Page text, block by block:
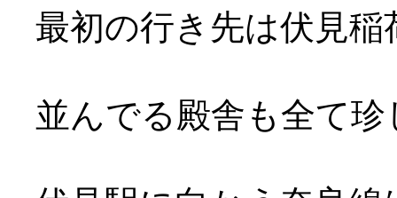
最初の行き先は伏見稲
並んでる殿舎も全て